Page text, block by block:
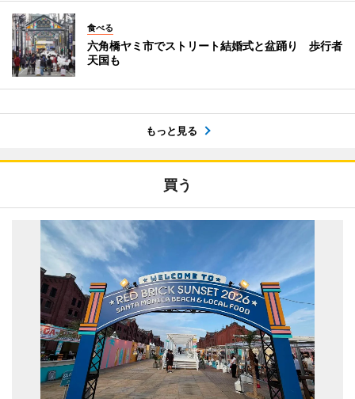
食べる
六角橋ヤミ市でストリート結婚式と盆踊り 歩行者
天国も
もっと見る
買う